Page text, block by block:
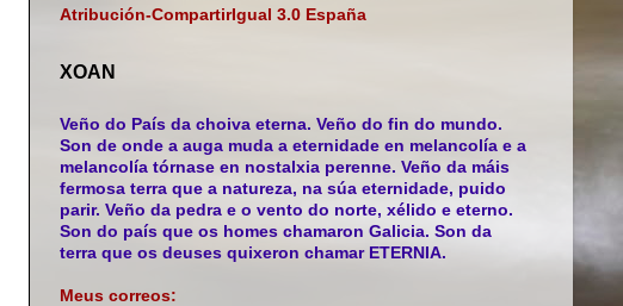
Atribución-CompartirIgual 3.0 España
XOAN
Veño do País da choiva eterna. Veño do fin do mundo.
Son de onde a auga muda a eternidade en melancolía e a
melancolía tórnase en nostalxia perenne. Veño da máis
fermosa terra que a natureza, na súa eternidade, puido
parir. Veño da pedra e o vento do norte, xélido e eterno.
Son do país que os homes chamaron Galicia. Son da
terra que os deuses quixeron chamar ETERNIA.
Meus correos: